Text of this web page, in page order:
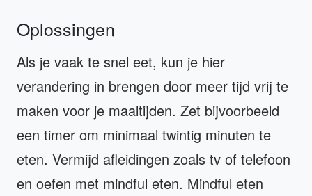
Oplossingen
Als je vaak te snel eet, kun je hier
verandering in brengen door meer tijd vrij te
maken voor je maaltijden. Zet bijvoorbeeld
een timer om minimaal twintig minuten te
eten. Vermijd afleidingen zoals tv of telefoon
en oefen met mindful eten. Mindful eten